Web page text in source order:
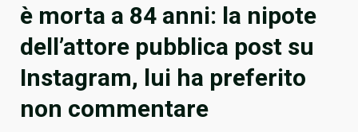
è morta a 84 anni: la nipote
dell’attore pubblica post su
Instagram, lui ha preferito
non commentare